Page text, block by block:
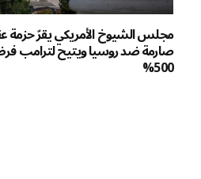
مجلس الشيوخ الأمريكي يقرّ حزمة
صارمة ضد روسيا ويتيح لترامب
500%